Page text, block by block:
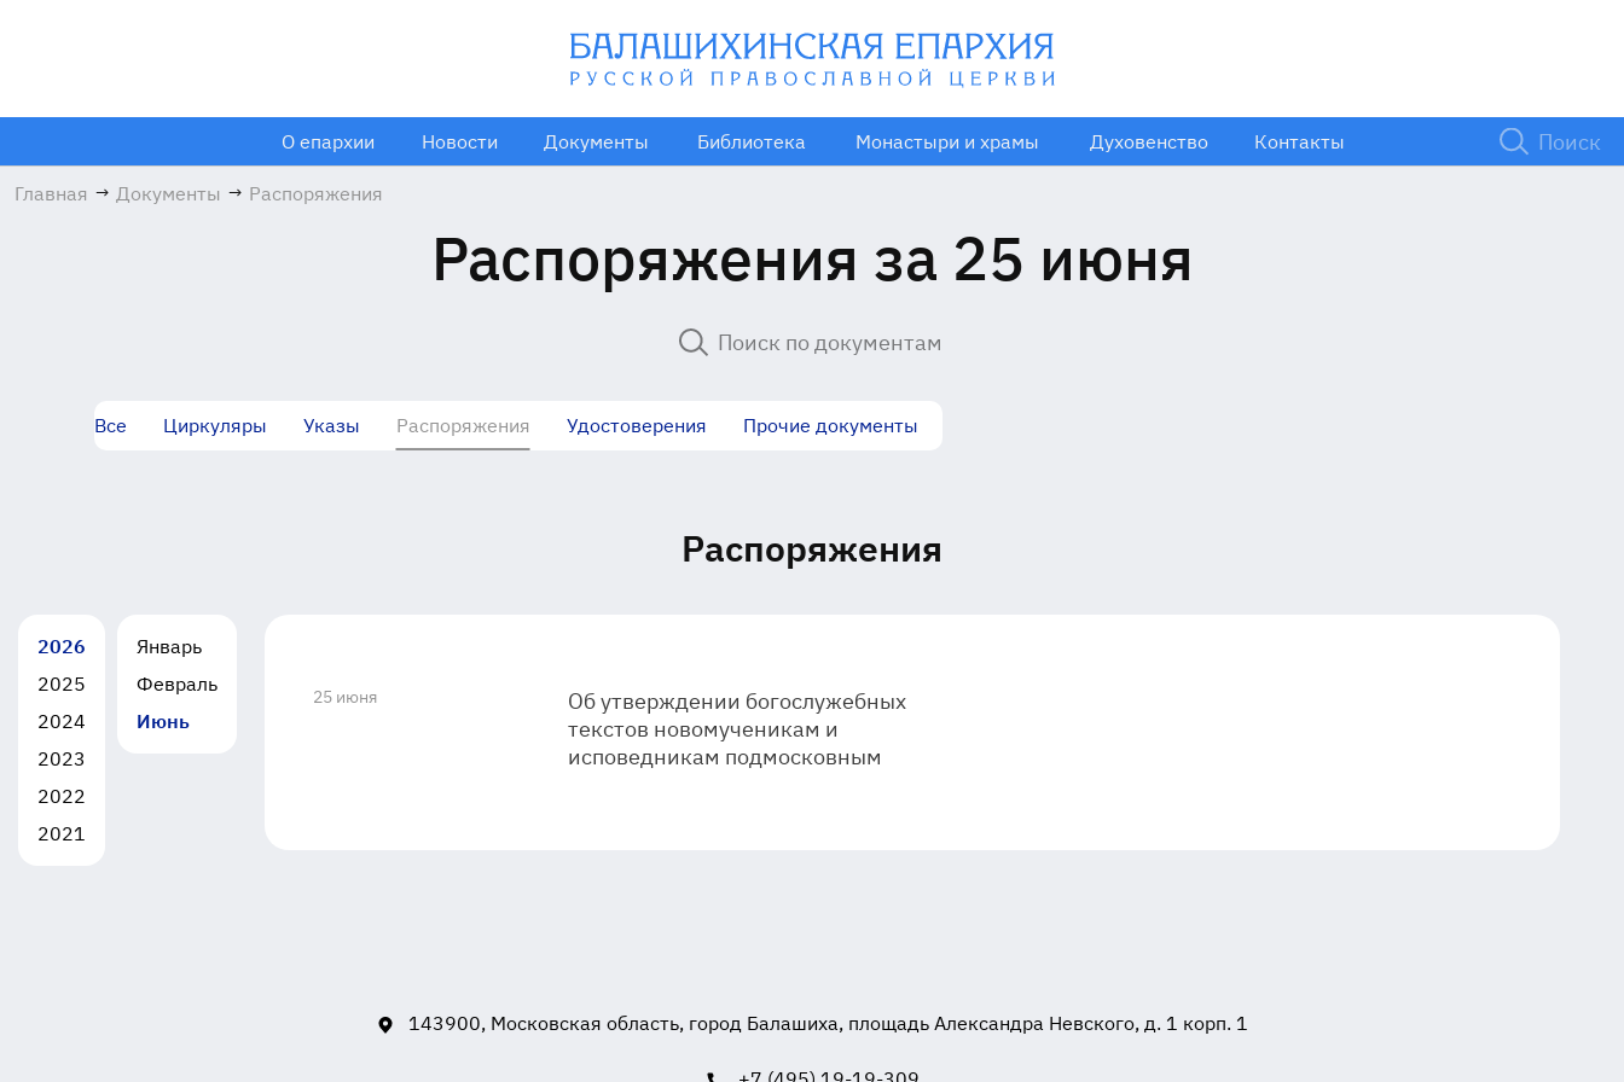
О епархии Новости Документы Библиотека Монастыри и храмы Духовенство Контакты
Главная → Документы → Распоряжения
Распоряжения за 25 июня
Все Циркуляры Указы Распоряжения Удостоверения Прочие документы
Распоряжения
2026
2025
2024
2023
2022
2021
Январь
Февраль
Июнь
25 июня
Об утверждении богослужебных
текстов новомученикам и
исповедникам подмосковным
143900, Московская область, город Балашиха, площадь Александра Невского, д. 1 корп. 1